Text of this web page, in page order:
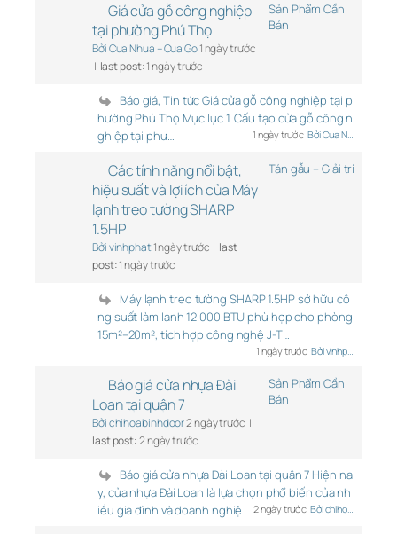
Giá cửa gỗ công nghiệp
tại phường Phú Thọ
Bởi Cua Nhua – Cua Go1 ngày trước
| last post:1 ngày trước
Sản Phẩm Cần
Bán
Báo giá, Tin tức Giá cửa gỗ công nghiệp tại p
hường Phú Thọ Mục lục 1. Cấu tạo cửa gỗ công n
ghiệp tại phư…
1 ngày trước Bởi Cua N…
Các tính năng nổi bật,
hiệu suất và lợi ích của Máy
lạnh treo tường SHARP
1.5HP
Bởi vinhphat1 ngày trước | last
post:1 ngày trước
Tán gẫu – Giải trí
Máy lạnh treo tường SHARP 1.5HP sở hữu cô
ng suất làm lạnh 12.000 BTU phù hợp cho phòng
15m²–20m², tích hợp công nghệ J-T…
1 ngày trước Bởi vinhp…
Báo giá cửa nhựa Đài
Loan tại quận 7
Bởi chihoabinhdoor2 ngày trước |
last post:2 ngày trước
Sản Phẩm Cần
Bán
Báo giá cửa nhựa Đài Loan tại quận 7 Hiện na
y, cửa nhựa Đài Loan là lựa chọn phổ biến của nh
iều gia đình và doanh nghiệ… 2 ngày trước Bởi chiho…